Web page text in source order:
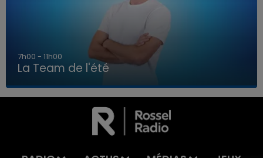
LA TEAM DE L'ÉTÉ
7h00 - 11h00
La Team de l'été